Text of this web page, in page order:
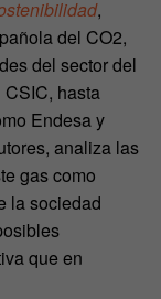
,
del CO2,
del sector del
hasta
Endesa y
analiza las
gas como
la sociedad
que en